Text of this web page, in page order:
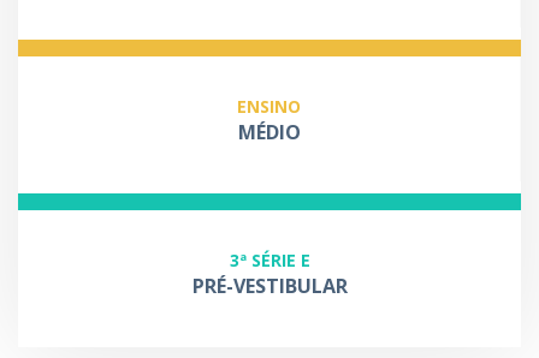
ENSINO
MÉDIO
3ª SÉRIE E
PRÉ-VESTIBULAR